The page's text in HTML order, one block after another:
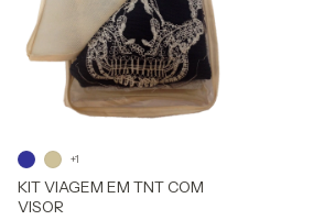
KIT VIAGEM EM TNT COM
VISOR
+1